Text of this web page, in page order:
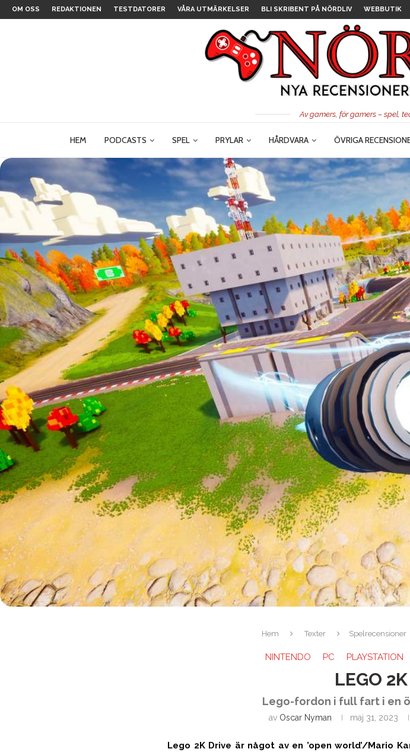
OM OSS REDAKTIONEN TESTDATORER VÅRA UTMÄRKELSER BLI SKRIBENT PÅ NÖRDLIV WEBBUTIK
Av gamers, för gamers – spel,
HEM PODCASTS SPEL PRYLAR HÅRDVARA ÖVRIGA
Hem Texter Spelrecensioner
NINTENDO PC PLAYSTATION
LEGO
Lego-fordon i full fart i en
av Oscar Nyman maj 31, 2023
Lego 2K Drive är något av en ’open world’/Mario